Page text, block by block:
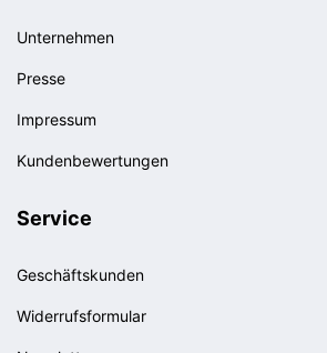
Unternehmen
Presse
Impressum
Kundenbewertungen
Service
Geschäftskunden
Widerrufsformular